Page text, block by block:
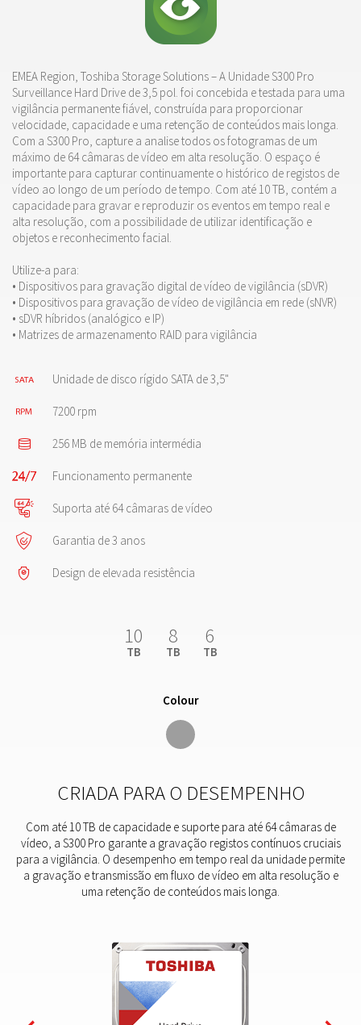
EMEA Region, Toshiba Storage Solutions –A Unidade S300 Pro
Surveillance Hard Drive de 3,5 pol. foi concebida e testada para uma
vigilância permanente fiável, construída para proporcionar
velocidade, capacidade e uma retenção de conteúdos mais longa.
Com a S300 Pro, capture a analise todos os fotogramas de um
máximo de 64 câmaras de vídeo em alta resolução. O espaço é
importante para capturar continuamente o histórico de registos de
vídeo ao longo de um período de tempo. Com até 10 TB, contém a
capacidade para gravar e reproduzir os eventos em tempo real e
alta resolução, com a possibilidade de utilizar identificação e
objetos e reconhecimento facial.
Utilize-a para:
• Dispositivos para gravação digital de vídeo de vigilância (sDVR)
• Dispositivos para gravação de vídeo de vigilância em rede (sNVR)
• sDVR híbridos (analógico e IP)
• Matrizes de armazenamento RAID para vigilância
Unidade de disco rígido SATA de 3,5"
7200 rpm
256 MB de memória intermédia
Funcionamento permanente
Suporta até 64 câmaras de vídeo
Garantia de 3 anos
Design de elevada resistência
10
TB
8
TB
6
TB
Colour
CRIADA PARA O DESEMPENHO
Com até 10 TB de capacidade e suporte para até 64 câmaras de
vídeo, a S300 Pro garante a gravação registos contínuos cruciais
para a vigilância. O desempenho em tempo real da unidade permite
a gravação e transmissão em fluxo de vídeo em alta resolução e
uma retenção de conteúdos mais longa.